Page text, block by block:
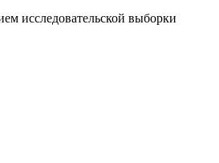
исследовательской выборки